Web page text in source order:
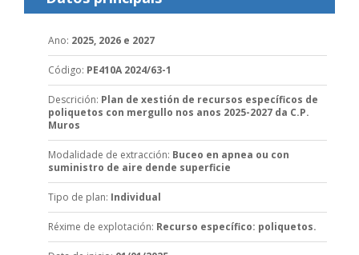
Ano: 2025, 2026 e 2027
Código: PE410A 2024/63-1
Descrición: Plan de xestión de recursos específicos de
poliquetos con mergullo nos anos 2025-2027 da C.P.
Muros
Modalidade de extracción: Buceo en apnea ou con
suministro de aire dende superficie
Tipo de plan: Individual
Réxime de explotación: Recurso específico: poliquetos.